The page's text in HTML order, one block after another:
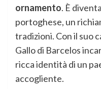
ornamento. È
portoghese, un
tradizioni. Con il suo
Gallo di Barcelos
ricca identità di un
accogliente.